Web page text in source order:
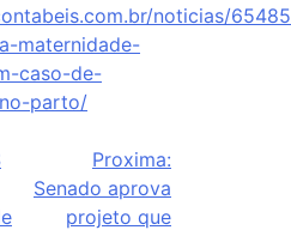
noticias/
maternidade-
caso-de-
parto/
Proxima:
Senado aprova
projeto que